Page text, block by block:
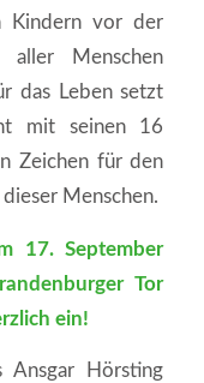
Kindern vor der
aller Menschen
das Leben setzt
mit seinen 16
Zeichen für den
Menschen.
17. September
Tor
ein!
Hörsting